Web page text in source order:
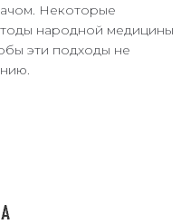
Некоторые
народной медицины
эти подходы не